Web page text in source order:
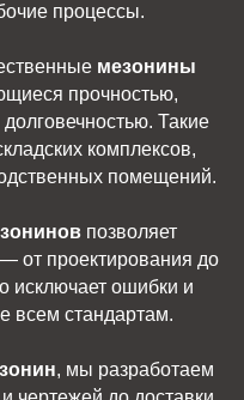
процессы.
мезонины
прочностью,
Такие
комплексов,
помещений.
позволяет
от проектирования до
исключает ошибки и
всем стандартам.
, мы разработаем